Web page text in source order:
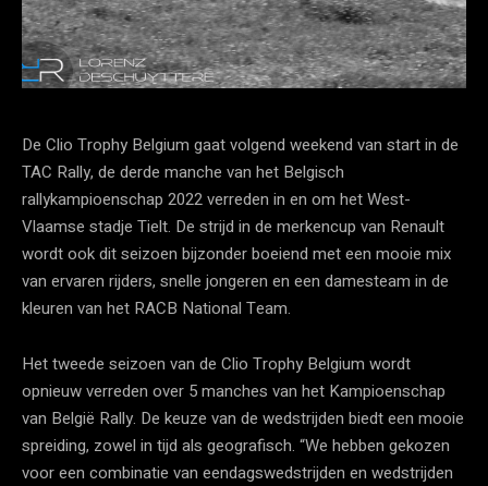
De Clio Trophy Belgium gaat volgend weekend van start in de
TAC Rally, de derde manche van het Belgisch
rallykampioenschap 2022 verreden in en om het West-
Vlaamse stadje Tielt. De strijd in de merkencup van Renault
wordt ook dit seizoen bijzonder boeiend met een mooie mix
van ervaren rijders, snelle jongeren en een damesteam in de
kleuren van het RACB National Team.
Het tweede seizoen van de Clio Trophy Belgium wordt
opnieuw verreden over 5 manches van het Kampioenschap
van België Rally. De keuze van de wedstrijden biedt een mooie
spreiding, zowel in tijd als geografisch. “We hebben gekozen
voor een combinatie van eendagswedstrijden en wedstrijden